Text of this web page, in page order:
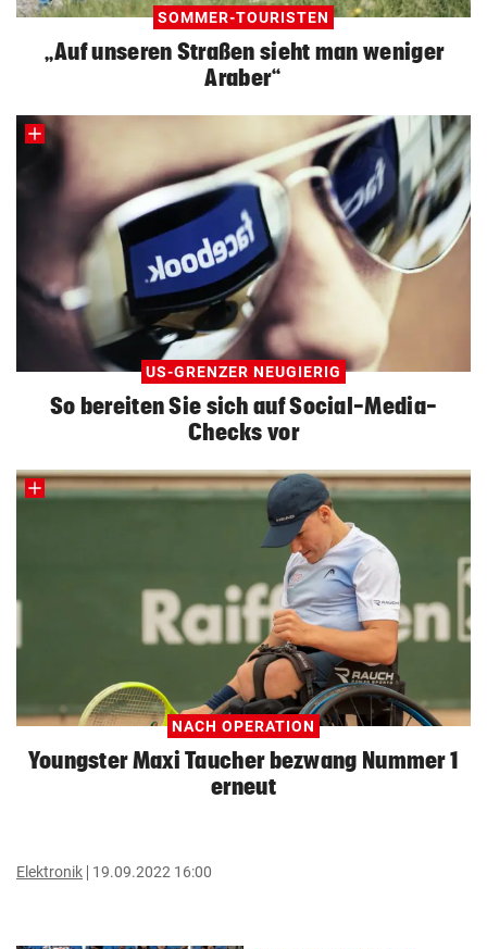
SOMMER-TOURISTEN
„Auf unseren Straßen sieht man weniger
Araber“
US-GRENZER NEUGIERIG
So bereiten Sie sich auf Social-Media-
Checks vor
NACH OPERATION
Youngster Maxi Taucher bezwang Nummer 1
erneut
Elektronik 19.09.2022 16:00